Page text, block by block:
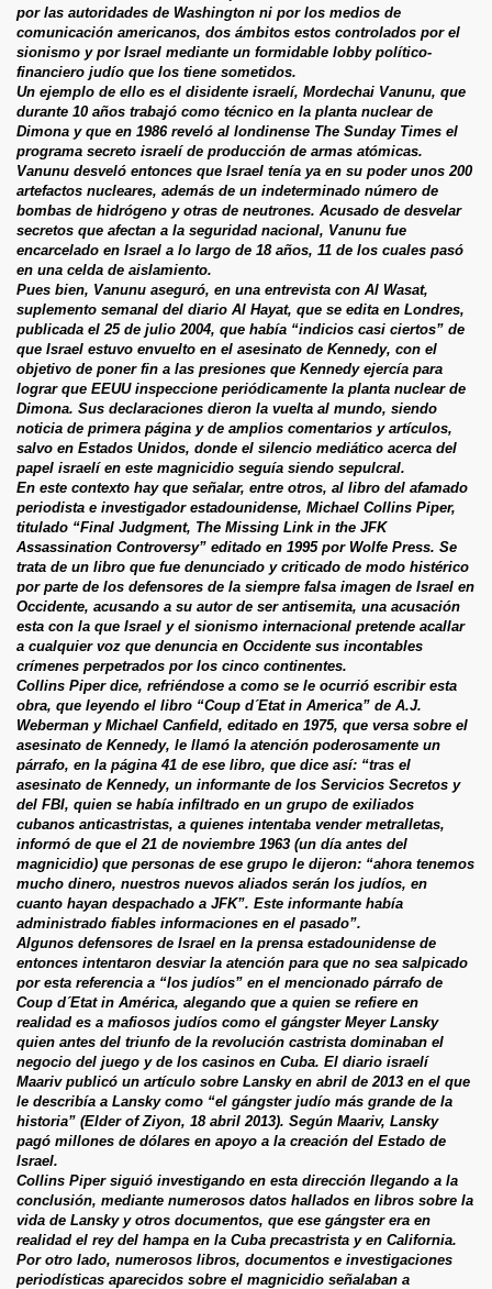
por las autoridades de Washington ni por los medios de
comunicación americanos, dos ámbitos estos controlados por el
sionismo y por Israel mediante un formidable lobby político-
financiero judío que los tiene sometidos.
Un ejemplo de ello es el disidente israelí, Mordechai Vanunu, que
durante 10 años trabajó como técnico en la planta nuclear de
Dimona y que en 1986 reveló al londinense The Sunday Times el
programa secreto israelí de producción de armas atómicas.
Vanunu desveló entonces que Israel tenía ya en su poder unos 200
artefactos nucleares, además de un indeterminado número de
bombas de hidrógeno y otras de neutrones. Acusado de desvelar
secretos que afectan a la seguridad nacional, Vanunu fue
encarcelado en Israel a lo largo de 18 años, 11 de los cuales pasó
en una celda de aislamiento.
Pues bien, Vanunu aseguró, en una entrevista con Al Wasat,
suplemento semanal del diario Al Hayat, que se edita en Londres,
publicada el 25 de julio 2004, que había “indicios casi ciertos” de
que Israel estuvo envuelto en el asesinato de Kennedy, con el
objetivo de poner fin a las presiones que Kennedy ejercía para
lograr que EEUU inspeccione periódicamente la planta nuclear de
Dimona. Sus declaraciones dieron la vuelta al mundo, siendo
noticia de primera página y de amplios comentarios y artículos,
salvo en Estados Unidos, donde el silencio mediático acerca del
papel israelí en este magnicidio seguía siendo sepulcral.
En este contexto hay que señalar, entre otros, al libro del afamado
periodista e investigador estadounidense, Michael Collins Piper,
titulado “Final Judgment, The Missing Link in the JFK
Assassination Controversy” editado en 1995 por Wolfe Press. Se
trata de un libro que fue denunciado y criticado de modo histérico
por parte de los defensores de la siempre falsa imagen de Israel en
Occidente, acusando a su autor de ser antisemita, una acusación
esta con la que Israel y el sionismo internacional pretende acallar
a cualquier voz que denuncia en Occidente sus incontables
crímenes perpetrados por los cinco continentes.
Collins Piper dice, refriéndose a como se le ocurrió escribir esta
obra, que leyendo el libro “Coup d´Etat in America” de A.J.
Weberman y Michael Canfield, editado en 1975, que versa sobre el
asesinato de Kennedy, le llamó la atención poderosamente un
párrafo, en la página 41 de ese libro, que dice así: “tras el
asesinato de Kennedy, un informante de los Servicios Secretos y
del FBI, quien se había infiltrado en un grupo de exiliados
cubanos anticastristas, a quienes intentaba vender metralletas,
informó de que el 21 de noviembre 1963 (un día antes del
magnicidio) que personas de ese grupo le dijeron: “ahora tenemos
mucho dinero, nuestros nuevos aliados serán los judíos, en
cuanto hayan despachado a JFK”. Este informante había
administrado fiables informaciones en el pasado”.
Algunos defensores de Israel en la prensa estadounidense de
entonces intentaron desviar la atención para que no sea salpicado
por esta referencia a “los judíos” en el mencionado párrafo de
Coup d´Etat in América, alegando que a quien se refiere en
realidad es a mafiosos judíos como el gángster Meyer Lansky
quien antes del triunfo de la revolución castrista dominaban el
negocio del juego y de los casinos en Cuba. El diario israelí
Maariv publicó un artículo sobre Lansky en abril de 2013 en el que
le describía a Lansky como “el gángster judío más grande de la
historia” (Elder of Ziyon, 18 abril 2013). Según Maariv, Lansky
pagó millones de dólares en apoyo a la creación del Estado de
Israel.
Collins Piper siguió investigando en esta dirección llegando a la
conclusión, mediante numerosos datos hallados en libros sobre la
vida de Lansky y otros documentos, que ese gángster era en
realidad el rey del hampa en la Cuba precastrista y en California.
Por otro lado, numerosos libros, documentos e investigaciones
periodísticas aparecidos sobre el magnicidio señalaban a